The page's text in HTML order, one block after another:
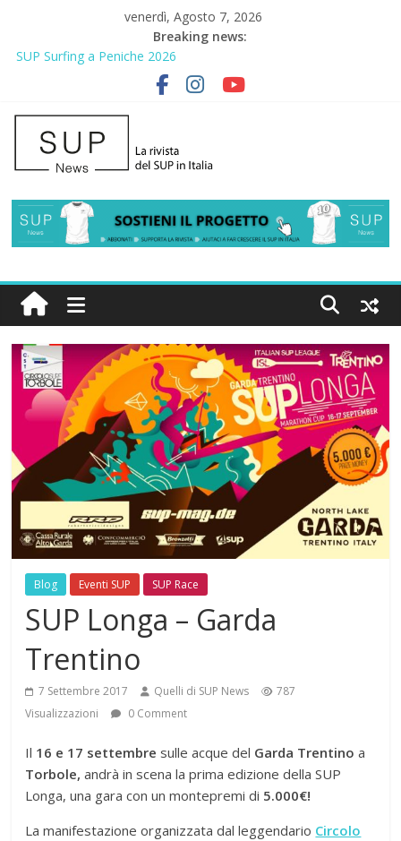
venerdì, Agosto 7, 2026
Breaking news:
SUP Surfing a Peniche 2026
AirSUP a Gallico: prima storica gara per Reggio Calabria
Gallico Paddle Fest 2026: sul lungomare di Gallico torna la festa
del SUP
Porto Selvaggio, a lezione di soccorso con la giornata della
prevenzione
2° Urban Sup Trophy: la regata solidale per lo IOR
Blog Eventi SUP SUP Race
SUP Longa – Garda
Trentino
7 Settembre 2017 Quelli di SUP News
787
Visualizzazioni
0 Comment
Il 16 e 17 settembre sulle acque del Garda Trentino a
Torbole, andrà in scena la prima edizione della SUP
Longa, una gara con un montepremi di 5.000€!
La manifestazione organizzata dal leggendario Circolo